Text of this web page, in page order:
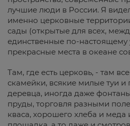
лучшие люди в России. Я
именно церковные
сады (открытые для всех,
единственные по-
прекрасные места в океане
Там, где есть церковь, - там
скамейки, всякие милые туи и
деревца, иногда даже
пруды, торговля разными
кваса, хорошего хлеба и меда